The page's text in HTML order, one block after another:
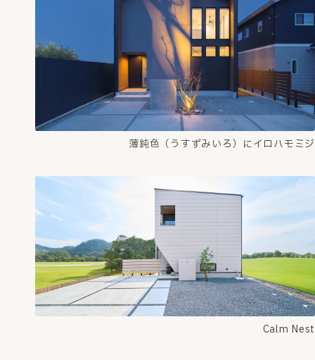
薄鈍色（うすずみいろ）にイロハモミジ
Calm Nest